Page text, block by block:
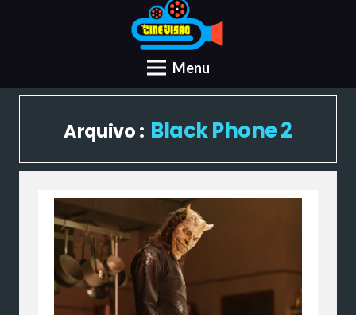
Menu
Arquivo : Black Phone 2